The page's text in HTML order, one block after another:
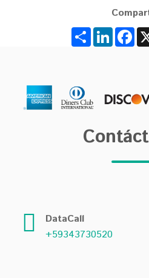
ShareLinkedIn
DataCall
+59343730520